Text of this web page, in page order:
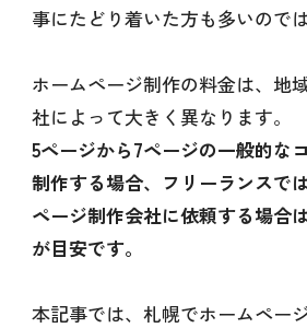
事にたどり着いた方も多いので
ホームページ制作の料金は、地
社によって大きく異なります。
5ページから7ページの一般的な
制作する場合、フリーランスで
ページ制作会社に依頼する場合
が目安です。
本記事では、札幌でホームペー